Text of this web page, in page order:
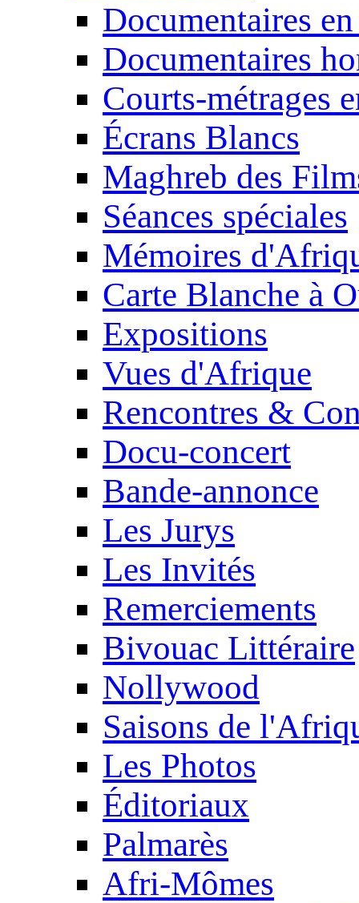
Documentaires
Documentaires
Courts-métrages
Écrans Blancs
Maghreb des
Séances spéciales
Mémoires
Carte Blanche à
Expositions
Vues d'Afrique
Rencontres &
Docu-concert
Bande-annonce
Les Jurys
Les Invités
Remerciements
Bivouac Littéraire
Nollywood
Saisons de
Les Photos
Éditoriaux
Palmarès
Afri-Mômes